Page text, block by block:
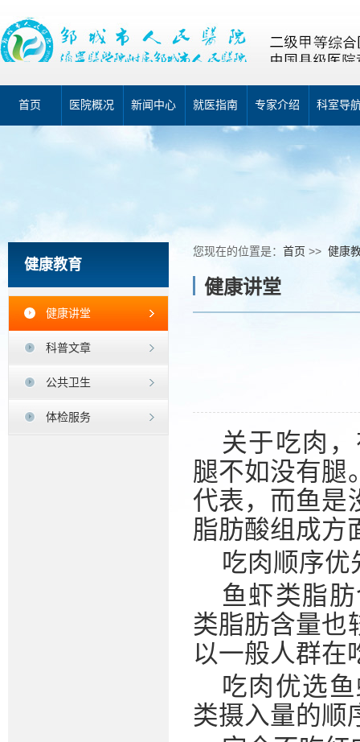
首页 医院概况 新闻中心 就医指南 专家介绍 科室导
健康教育
健康讲堂
科普文章
公共卫生
体检服务
您现在的位置是： 首页 >> 健康
健康讲堂
关于吃肉
腿不如没有腿
代表，而鱼是
脂肪酸组成方
吃肉顺序优
鱼虾类脂
类脂肪含量也
以一般人群在
吃肉优选
类摄入量的顺